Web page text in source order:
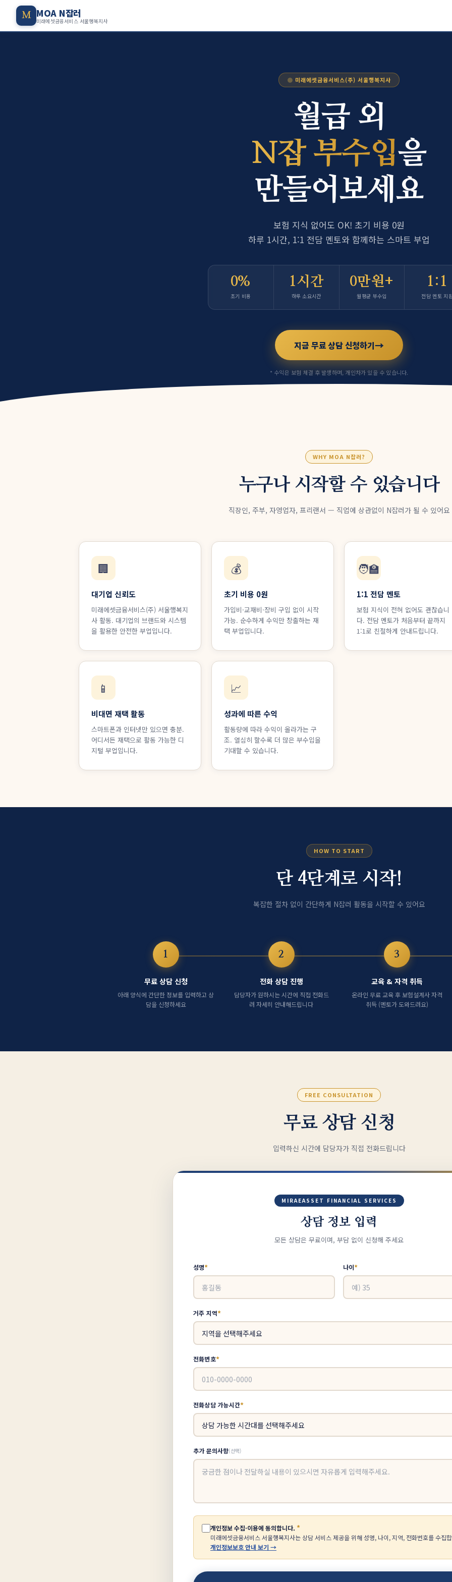
M MOA N잡러
미래에셋금융서비스 서울행복지사
● 미래에셋금융서비스(주) 서울행복지사
월급 외
N잡 부수입을
만들어보세요
보험 지식 없어도 OK! 초기 비용 0원
하루 1시간, 1:1 전담 멘토와 함께하는 스마트 부업
0%
초기 비용
1시간
하루 소요시간
0만원+
월평균 부수입
1:1
전담 멘토 지
지금 무료 상담 신청하기→
* 수익은 보험 체결 후 발생하며, 개인차가 있을 수 있습니다.
WHY MOA N잡러?
누구나 시작할 수 있습니다
직장인, 주부, 자영업자, 프리랜서 — 직업에 상관없이 N잡러가 될 수 있어요
🏢
대기업 신뢰도
미래에셋금융서비스(주) 서울행복지
사 활동. 대기업의 브랜드와 시스템
을 활용한 안전한 부업입니다.
💰
초기 비용 0원
가입비·교재비·장비 구입 없이 시작
가능. 순수하게 수익만 창출하는 재
택 부업입니다.
🧑‍🏫
1:1 전담 멘토
보험 지식이 전혀 없어도 괜찮습니
다. 전담 멘토가 처음부터 끝까지
1:1로 친절하게 안내드립니다.
📱
비대면 재택 활동
스마트폰과 인터넷만 있으면 충분.
어디서든 재택으로 활동 가능한 디
지털 부업입니다.
📈
성과에 따른 수익
활동량에 따라 수익이 올라가는 구
조. 열심히 할수록 더 많은 부수입을
기대할 수 있습니다.
HOW TO START
단 4단계로 시작!
복잡한 절차 없이 간단하게 N잡러 활동을 시작할 수 있어요
1
무료 상담 신청
아래 양식에 간단한 정보를 입력하고 상
담을 신청하세요
2
전화 상담 진행
담당자가 원하시는 시간에 직접 전화드
려 자세히 안내해드립니다
3
교육 & 자격 취득
온라인 무료 교육 후 보험설계사 자격
취득 (멘토가 도와드려요)
FREE CONSULTATION
무료 상담 신청
입력하신 시간에 담당자가 직접 전화드립니다
MIRAEASSET FINANCIAL SERVICES
상담 정보 입력
모든 상담은 무료이며, 부담 없이 신청해 주세요
성명* 나이*
거주 지역*
전화번호*
전화상담 가능시간*
추가 문의사항(선택)
개인정보 수집·이용에 동의합니다. *
미래에셋금융서비스 서울행복지사는 상담 서비스 제공을 위해 성명, 나이, 지역, 전화번호를 수집
개인정보보호 안내 보기 →